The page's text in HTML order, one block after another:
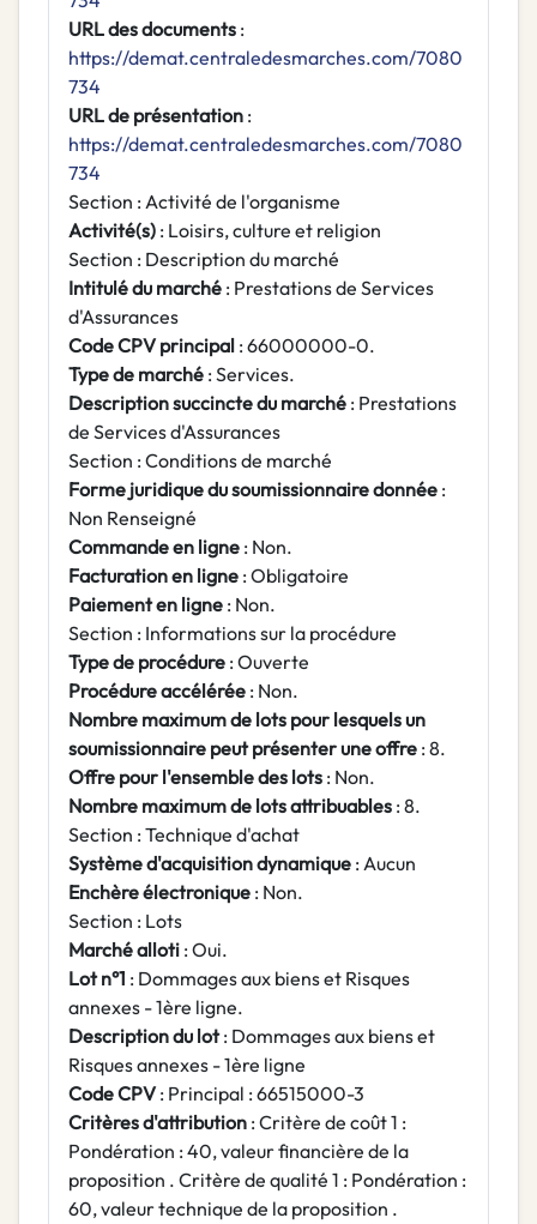
URL des documents :
https://demat.centraledesmarches.com/7080
734
URL de présentation :
https://demat.centraledesmarches.com/7080
734
Section : Activité de l'organisme
Activité(s) : Loisirs, culture et religion
Section : Description du marché
Intitulé du marché : Prestations de Services
d'Assurances
Code CPV principal : 66000000-0.
Type de marché : Services.
Description succincte du marché : Prestations
de Services d'Assurances
Section : Conditions de marché
Forme juridique du soumissionnaire donnée :
Non Renseigné
Commande en ligne : Non.
Facturation en ligne : Obligatoire
Paiement en ligne : Non.
Section : Informations sur la procédure
Type de procédure : Ouverte
Procédure accélérée : Non.
Nombre maximum de lots pour lesquels un
soumissionnaire peut présenter une offre : 8.
Offre pour l'ensemble des lots : Non.
Nombre maximum de lots attribuables : 8.
Section : Technique d'achat
Système d'acquisition dynamique : Aucun
Enchère électronique : Non.
Section : Lots
Marché alloti : Oui.
Lot n°1 : Dommages aux biens et Risques
annexes - 1ère ligne.
Description du lot: Dommages aux biens et
Risques annexes - 1ère ligne
Code CPV: Principal : 66515000-3
Critères d'attribution : Critère de coût 1 :
Pondération : 40, valeur financière de la
proposition . Critère de qualité 1 : Pondération :
60, valeur technique de la proposition .